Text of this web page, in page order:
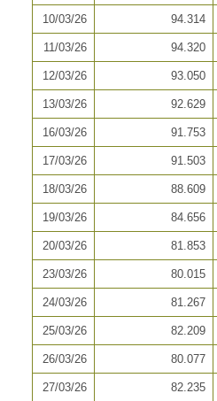
10/03/26 94.314
11/03/26 94.320
12/03/26 93.050
13/03/26 92.629
16/03/26 91.753
17/03/26 91.503
18/03/26 88.609
19/03/26 84.656
20/03/26 81.853
23/03/26 80.015
24/03/26 81.267
25/03/26 82.209
26/03/26 80.077
27/03/26 82.235